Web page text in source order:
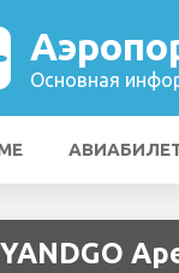
Основная